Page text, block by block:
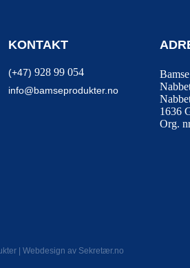
KONTAKT
(+47) 928 99 054
info@bamseprodukter.no
1636
Org.
| Webdesign av Sekretær.no